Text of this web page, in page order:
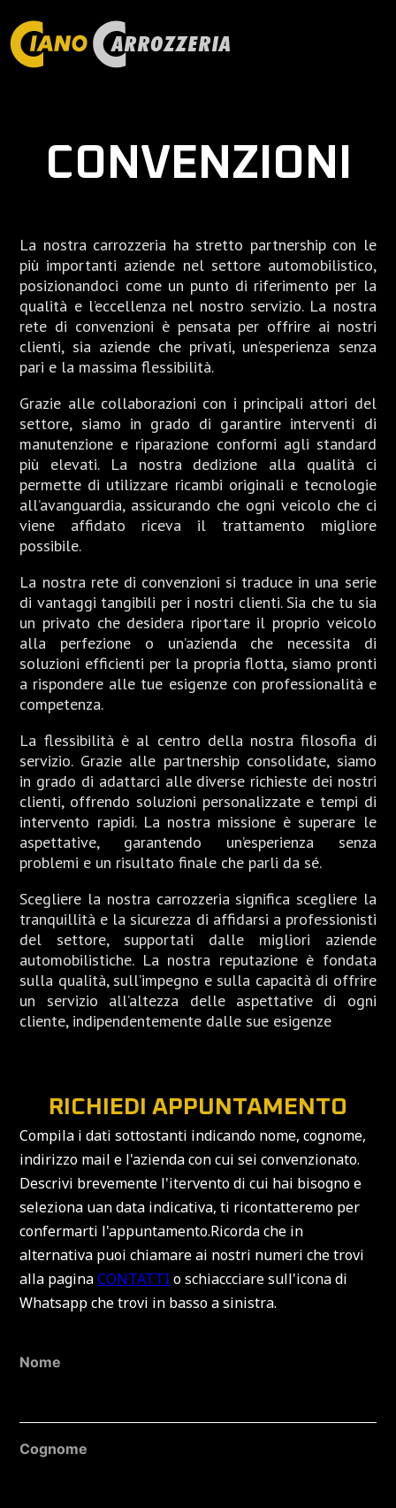
CONVENZIONI
La nostra carrozzeria ha stretto partnership con le
più importanti aziende nel settore automobilistico,
posizionandoci come un punto di riferimento per la
qualità e l’eccellenza nel nostro servizio. La nostra
rete di convenzioni è pensata per offrire ai nostri
clienti, sia aziende che privati, un’esperienza senza
pari e la massima flessibilità.
Grazie alle collaborazioni con i principali attori del
settore, siamo in grado di garantire interventi di
manutenzione e riparazione conformi agli standard
più elevati. La nostra dedizione alla qualità ci
permette di utilizzare ricambi originali e tecnologie
all’avanguardia, assicurando che ogni veicolo che ci
viene affidato riceva il trattamento migliore
possibile.
La nostra rete di convenzioni si traduce in una serie
di vantaggi tangibili per i nostri clienti. Sia che tu sia
un privato che desidera riportare il proprio veicolo
alla perfezione o un’azienda che necessita di
soluzioni efficienti per la propria flotta, siamo pronti
a rispondere alle tue esigenze con professionalità e
competenza.
La flessibilità è al centro della nostra filosofia di
servizio. Grazie alle partnership consolidate, siamo
in grado di adattarci alle diverse richieste dei nostri
clienti, offrendo soluzioni personalizzate e tempi di
intervento rapidi. La nostra missione è superare le
aspettative, garantendo un’esperienza senza
problemi e un risultato finale che parli da sé.
Scegliere la nostra carrozzeria significa scegliere la
tranquillità e la sicurezza di affidarsi a professionisti
del settore, supportati dalle migliori aziende
automobilistiche. La nostra reputazione è fondata
sulla qualità, sull’impegno e sulla capacità di offrire
un servizio all’altezza delle aspettative di ogni
cliente, indipendentemente dalle sue esigenze
RICHIEDI APPUNTAMENTO
Compila i dati sottostanti indicando nome, cognome,
indirizzo mail e l'azienda con cui sei convenzionato.
Descrivi brevemente l'itervento di cui hai bisogno e
seleziona uan data indicativa, ti ricontatteremo per
confermarti l'appuntamento.Ricorda che in
alternativa puoi chiamare ai nostri numeri che trovi
alla paginaCONTATTI o schiaccciare sull'icona di
Whatsapp che trovi in basso a sinistra.
Nome
Cognome